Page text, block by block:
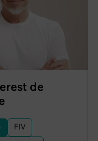
de
FIV